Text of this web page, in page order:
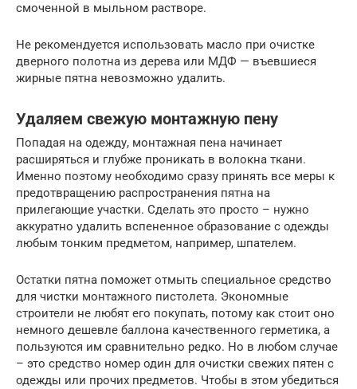
смоченной в мыльном растворе.
Не рекомендуется использовать масло при очистке
дверного полотна из дерева или МДФ — въевшиеся
жирные пятна невозможно удалить.
Удаляем свежую монтажную пену
Попадая на одежду, монтажная пена начинает
расширяться и глубже проникать в волокна ткани.
Именно поэтому необходимо сразу принять все меры к
предотвращению распространения пятна на
прилегающие участки. Сделать это просто – нужно
аккуратно удалить вспененное образование с одежды
любым тонким предметом, например, шпателем.
Остатки пятна поможет отмыть специальное средство
для чистки монтажного пистолета. Экономные
строители не любят его покупать, потому как стоит оно
немного дешевле баллона качественного герметика, а
пользуются им сравнительно редко. Но в любом случае
– это средство номер один для очистки свежих пятен с
одежды или прочих предметов. Чтобы в этом убедиться